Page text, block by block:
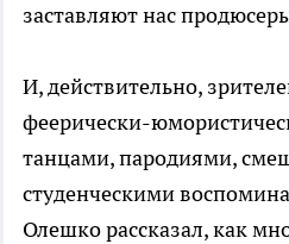
заставляют нас
И, действительно,
феерически-
танцами, пародиями,
студенческими
Олешко рассказал, как